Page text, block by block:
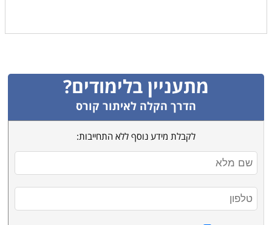
מתעניין בלימודים?
הדרך הקלה לאיתור קורס
לקבלת מידע נוסף ללא התחייבות: